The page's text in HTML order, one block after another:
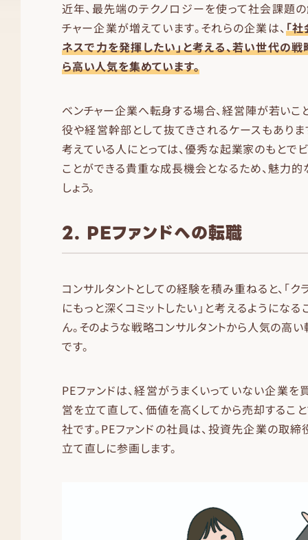
近年、最先端のテクノロジーを使って社会課題
チャー企業が増えています。それらの企業は、「
ネスで力を発揮したい」と考える、若い世代の
ら高い人気を集めています。
ベンチャー企業へ転身する場合、経営陣が若いこ
役や経営幹部として抜てきされるケースもありま
考えている人にとっては、優秀な起業家のもとで
ことができる貴重な成長機会となるため、魅力的
しょう。
2. PEファンドへの転職
コンサルタントとしての経験を積み重ねると、「
にもっと深くコミットしたい」と考えるようにな
ん。そのような戦略コンサルタントから人気の高い
です。
PEファンドは、経営がうまくいっていない企業を
営を立て直して、価値を高くしてから売却するこ
社です。PEファンドの社員は、投資先企業の取締
立て直しに参画します。